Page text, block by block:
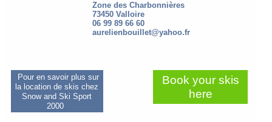
Zone des Charbonnières
73450 Valloire
06 99 89 66 60
aurelienbouillet@yahoo.fr
Pour en savoir plus sur
la location de skis chez
Snow and Ski Sport
2000
Book your skis
here